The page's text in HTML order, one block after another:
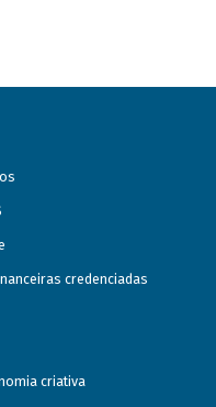
credenciadas
criativa